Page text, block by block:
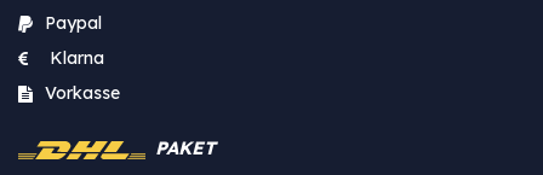
Paypal
Klarna
Vorkasse
PAKET